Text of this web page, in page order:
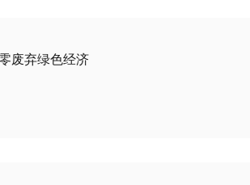
废弃绿色经济